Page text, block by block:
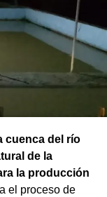
cuenca del río
de la
la producción
el proceso de